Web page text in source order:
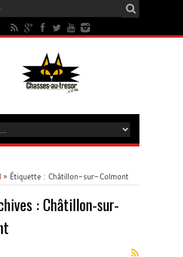
» Étiquette : Châtillon-sur-Colmont
: Châtillon-sur-